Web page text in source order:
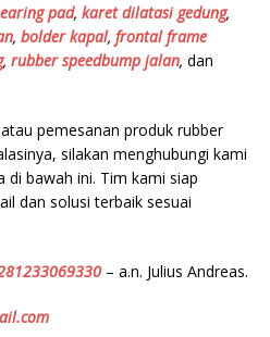
pad, karet dilatasi gedung,
, bolder kapal, frontal frame
, rubber speedbump jalan, dan
pemesanan produk rubber
silakan menghubungi kami
di bawah ini. Tim kami siap
dan solusi terbaik sesuai
– a.n. Julius Andreas.